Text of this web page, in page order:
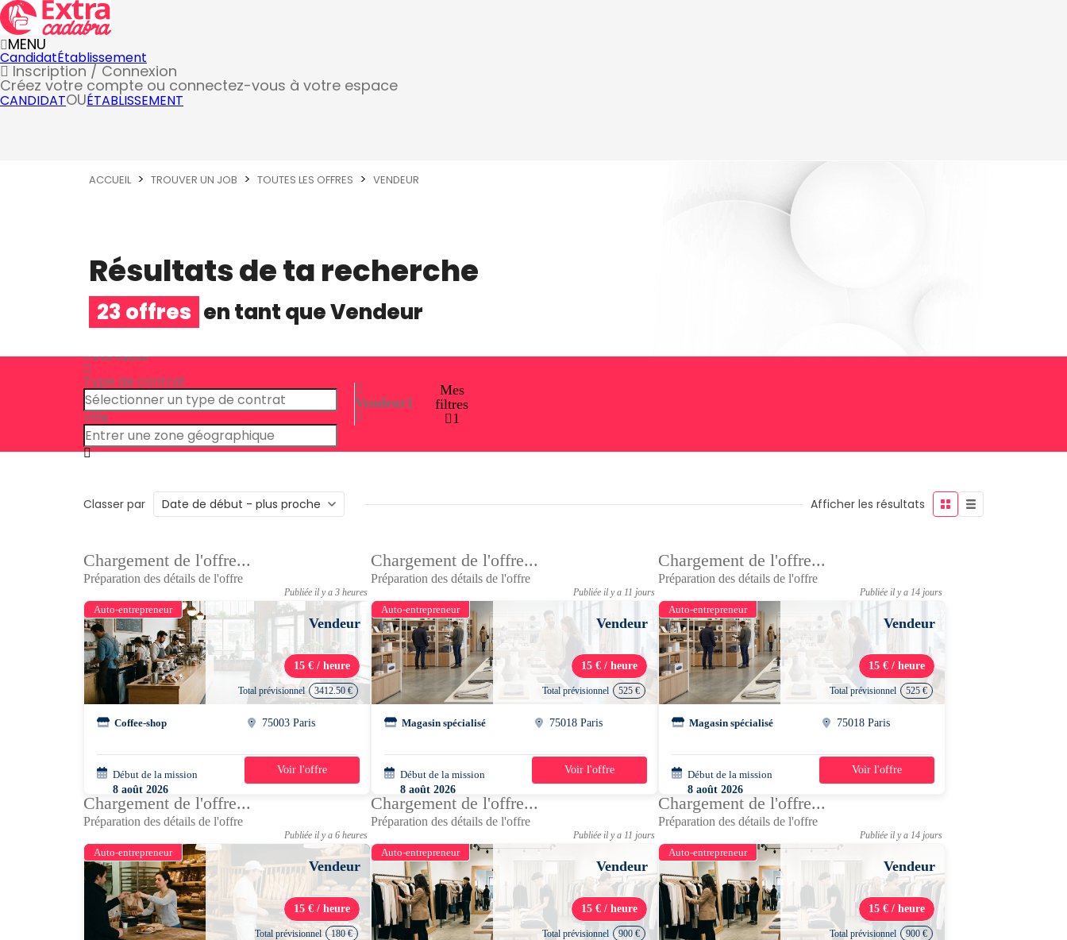
MENU
CandidatÉtablissement
Inscription / Connexion
Créez votre compte ou connectez-vous à votre espace
CANDIDATOUÉTABLISSEMENT
ACCUEIL TROUVER UN JOB TOUTES LES OFFRES VENDEUR
Résultats de ta recherche
23 offres en tant queVendeur
Vendeur
Type de contrat
Ville
Vendeur1
Mes
filtres
1
Classer par Afficher les résultats
Chargement de l'offre...
Préparation des détails de l'offre
Publiée il y a 3 heures
Auto-entrepreneur
Vendeur
15 € / heure
Total prévisionnel 3412.50 €
Coffee-shop 75003 Paris
Début de la mission
8 août 2026
10h00 - 17h00
2 mois
Voir l'offre
Chargement de l'offre...
Préparation des détails de l'offre
Publiée il y a 11 jours
Auto-entrepreneur
Vendeur
15 € / heure
Total prévisionnel 525 €
Magasin spécialisé 75018 Paris
Début de la mission
8 août 2026
12h00 - 20h15
2 semaines
Voir l'offre
Chargement de l'offre...
Préparation des détails de l'offre
Publiée il y a 14 jours
Auto-entrepreneur
Vendeur
15 € / heure
Total prévisionnel 525 €
Magasin spécialisé 75018 Paris
Début de la mission
8 août 2026
12h00 - 20h15
2 semaines
Voir l'offre
Chargement de l'offre...
Préparation des détails de l'offre
Publiée il y a 6 heures
Auto-entrepreneur
Vendeur
15 € / heure
Total prévisionnel 180 €
Chargement de l'offre...
Préparation des détails de l'offre
Publiée il y a 11 jours
Auto-entrepreneur
Vendeur
15 € / heure
Total prévisionnel 900 €
Chargement de l'offre...
Préparation des détails de l'offre
Publiée il y a 14 jours
Auto-entrepreneur
Vendeur
15 € / heure
Total prévisionnel 900 €